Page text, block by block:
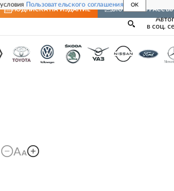
Пользовательского соглашения OK
ПОДПИСКА НА ИЗДАНИЕ ВКЛЮЧИТЬ
в соц.